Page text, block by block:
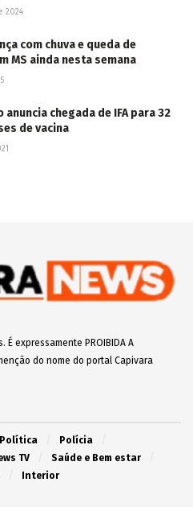
2024
com chuva e queda de
MS ainda nesta semana
chegada de IFA para 32
de vacina
expressamente PROIBIDA A
do nome do portal Capivara
Política
Polícia
TV
Saúde e Bem estar
Interior